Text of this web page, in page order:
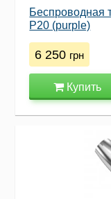
Беспроводная
Р20 (purple)
6 250 грн
Купить